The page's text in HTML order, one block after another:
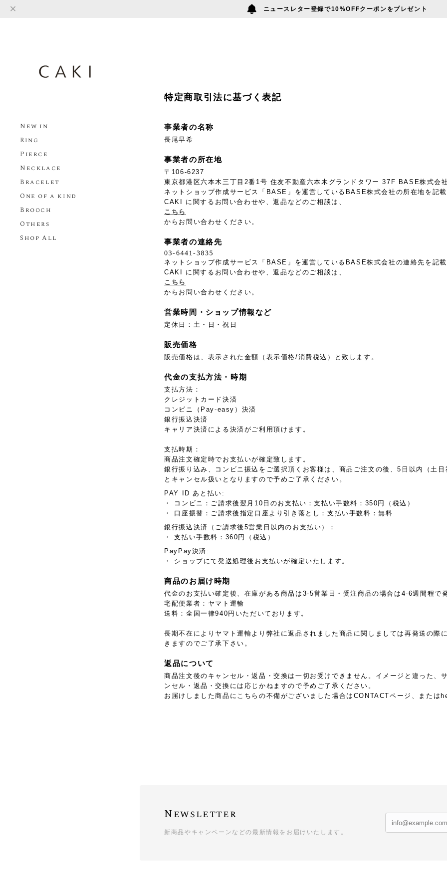
ニュースレター登録で10%OFFクーポンをプレゼント
New in
Ring
Pierce
Necklace
Bracelet
One of a kind
Brooch
Others
Shop All
特定商取引法に基づく表記
事業者の名称
長尾早希
事業者の所在地
〒106-6237
東京都港区六本木三丁目2番1号 住友不動産六本木グランドタワー 37F BASE株式会社
ネットショップ作成サービス「BASE」を運営しているBASE株式会社の所在地を記載
CAKI に関するお問い合わせや、返品などのご相談は、
こちら
からお問い合わせください。
事業者の連絡先
ネットショップ作成サービス「BASE」を運営しているBASE株式会社の連絡先を記載
CAKI に関するお問い合わせや、返品などのご相談は、
こちら
からお問い合わせください。
営業時間・ショップ情報など
定休日：土・日・祝日
販売価格
販売価格は、表示された金額（表示価格/消費税込）と致します。
代金の支払方法・時期
支払方法：
クレジットカード決済
コンビニ（Pay-easy）決済
銀行振込決済
キャリア決済による決済がご利用頂けます。
支払時期：
商品注文確定時でお支払いが確定致します。
銀行振り込み、コンビニ振込をご選択頂くお客様は、商品ご注文の後、5日以内（土
とキャンセル扱いとなりますので予めご了承ください。
PAY ID あと払い:
・ コンビニ：ご請求後翌月10日のお支払い：支払い手数料：350円（税込）
・ 口座振替：ご請求後指定口座より引き落とし：支払い手数料：無料
銀行振込決済（ご請求後5営業日以内のお支払い）：
・ 支払い手数料：360円（税込）
PayPay決済:
・ ショップにて発送処理後お支払いが確定いたします。
商品のお届け時期
代金のお支払い確定後、在庫がある商品は3-5営業日・受注商品の場合は4-6週間程で
宅配便業者：ヤマト運輸
送料：全国一律940円いただいております。
長期不在によりヤマト運輸より弊社に返品されました商品に関しましては再発送の際
きますのでご了承下さい。
返品について
商品注文後のキャンセル・返品・交換は一切お受けできません。イメージと違った、
ンセル・返品・交換には応じかねますので予めご了承ください。
お届けしました商品にこちらの不備がございました場合はCONTACTページ、または
Newsletter
新商品やキャンペーンなどの最新情報をお届けいたします。